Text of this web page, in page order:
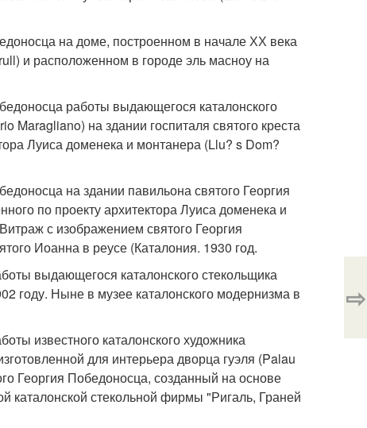
на доме, построенном в начале ХХ века
и расположенном в городе эль масноу на
работы выдающегося каталонского
Maragliano) на здании госпиталя святого креста
Луиса доменека и монтанера (Llu? s Dom?
на здании павильона святого Георгия
по проекту архитектора Луиса доменека и
с изображением святого Георгия
Иоанна в реусе (Каталония. 1930 год.
выдающегося каталонского стекольщика
году. Ныне в музее каталонского модернизма в
известного каталонского художника
для интерьера дворца гуэля (Palau
Георгия Победоносца, созданный на основе
каталонской стекольной фирмы "Ригаль, Граней
⇨